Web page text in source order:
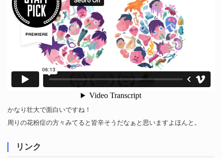
かなり壮大で面白いですね！
周りの花粉症の方々みてると皆辛そうだなぁと思いますよほんと。
リンク